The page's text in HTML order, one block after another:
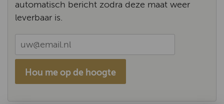
automatisch bericht zodra deze maat weer
leverbaar is.
Hou me op de hoogte